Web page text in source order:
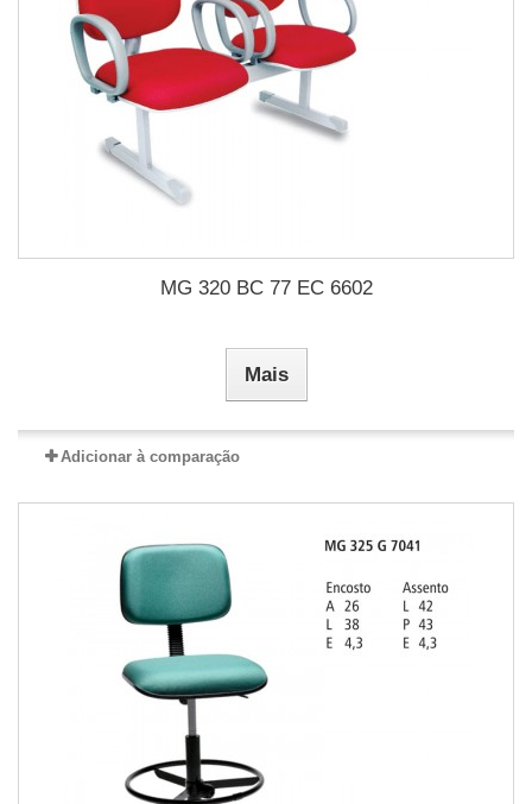
MG 320 BC 77 EC 6602
Mais
Adicionar à comparação